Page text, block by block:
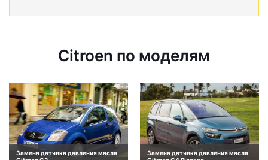
Citroen по моделям
Замена датчика давления масла
Замена датчика давления масла